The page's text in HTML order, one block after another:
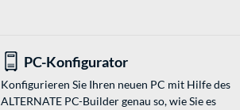
PC-Konfigurator
Konfigurieren Sie Ihren neuen PC mit Hilfe des
ALTERNATE PC-Builder genau so, wie Sie es